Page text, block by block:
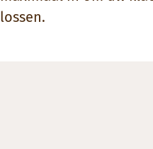
lossen.